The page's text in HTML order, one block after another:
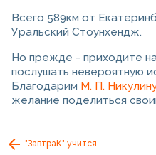
Всего 589км от
Уральский Стоунхендж.
Но прежде - приходите
послушать невероятную
Благодарим М. П.
желание поделиться
"ЗавтраК" учится